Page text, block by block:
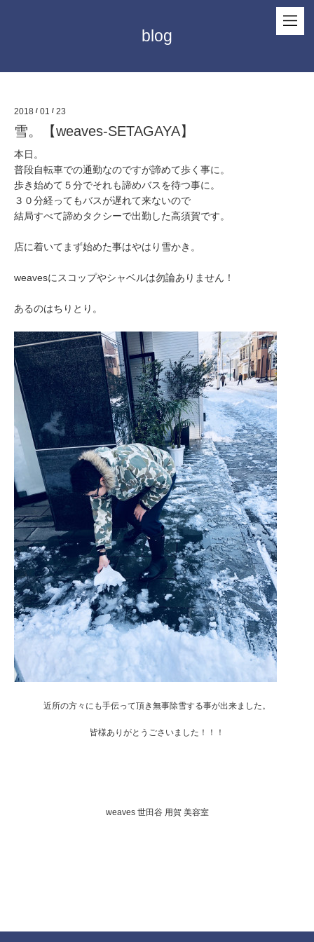
blog
2018 / 01 / 23
雪。【weaves-SETAGAYA】
本日。
普段自転車での通勤なのですが諦めて歩く事に。
歩き始めて５分でそれも諦めバスを待つ事に。
３０分経ってもバスが遅れて来ないので
結局すべて諦めタクシーで出勤した高須賀です。
店に着いてまず始めた事はやはり雪かき。
weavesにスコップやシャベルは勿論ありません！
あるのはちりとり。
近所の方々にも手伝って頂き無事除雪する事が出来ました。
皆様ありがとうごさいました！！！
weaves 世田谷 用賀 美容室